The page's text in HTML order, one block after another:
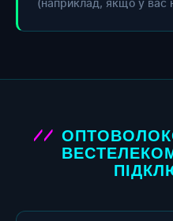
(наприклад, якщо у вас